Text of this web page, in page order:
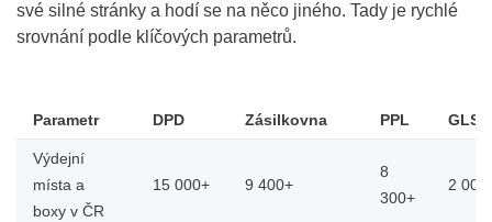
své silné stránky a hodí se na něco jiného. Tady je rychlé
srovnání podle klíčových parametrů.
Parametr DPD Zásilkovna PPL GLS
Výdejní
místa a
boxy v ČR
15 000+ 9 400+
8
300+
2